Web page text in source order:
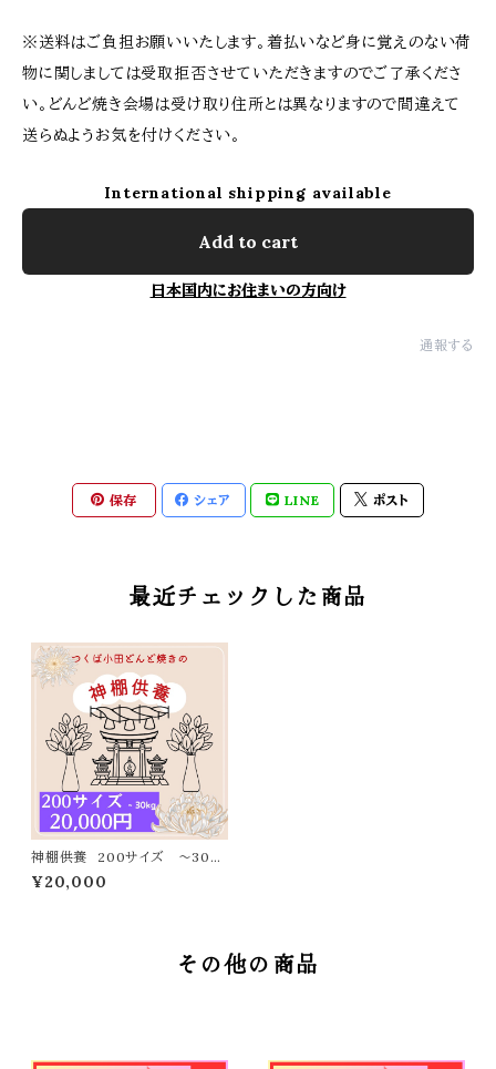
※送料はご負担お願いいたします。着払いなど身に覚えのない荷
物に関しましては受取拒否させていただきますのでご了承くださ
い。どんど焼き会場は受け取り住所とは異なりますので間違えて
送らぬようお気を付けください。
International shipping available
Add to cart
日本国内にお住まいの方向け
通報する
保存 シェア LINE ポスト
最近チェックした商品
神棚供養 200サイズ 〜30kg
まで
¥20,000
その他の商品